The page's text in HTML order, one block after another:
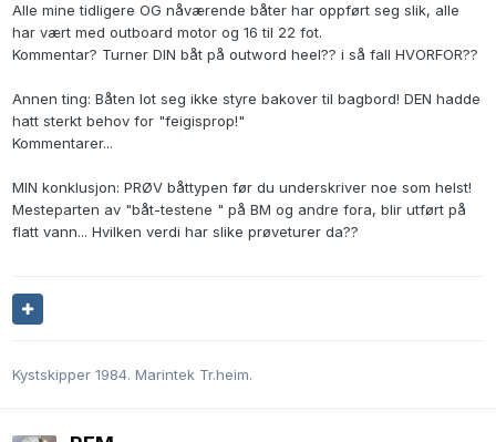
Alle mine tidligere OG nåværende båter har oppført seg slik, alle
har vært med outboard motor og 16 til 22 fot.
Kommentar? Turner DIN båt på outword heel?? i så fall HVORFOR??
Annen ting: Båten lot seg ikke styre bakover til bagbord! DEN hadde
hatt sterkt behov for "feigisprop!"
Kommentarer...
MIN konklusjon: PRØV båttypen før du underskriver noe som helst!
Mesteparten av "båt-testene " på BM og andre fora, blir utført på
flatt vann... Hvilken verdi har slike prøveturer da??
Kystskipper 1984. Marintek Tr.heim.